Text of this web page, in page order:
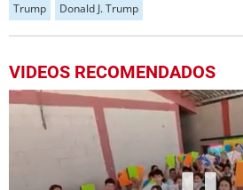
Trump Donald J. Trump
VIDEOS RECOMENDADOS